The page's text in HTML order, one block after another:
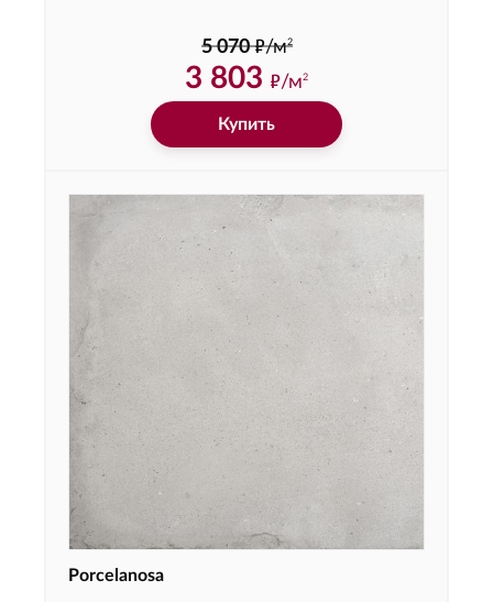
5 070 ф/м2
3 803 ф/м2
Купить
Porcelanosa